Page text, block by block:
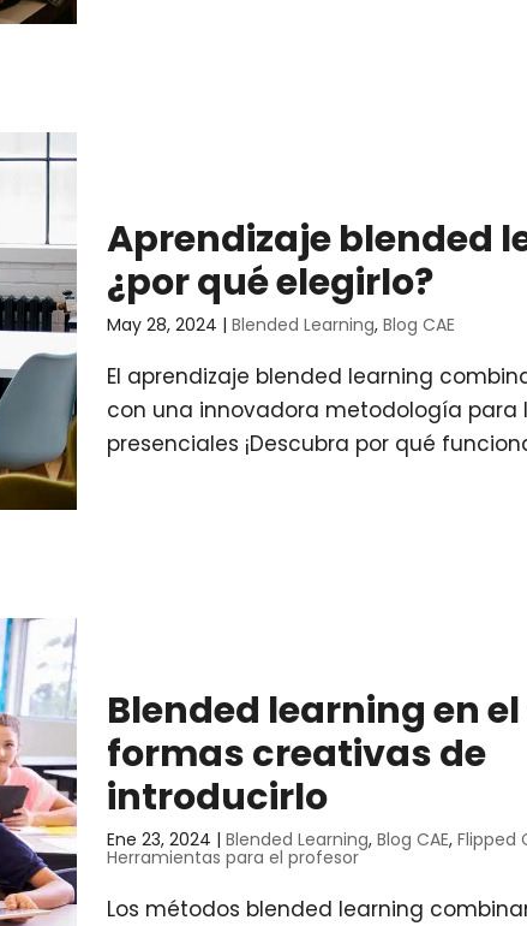
Aprendizaje blended
¿por qué elegirlo?
May 28, 2024 | Blended Learning, Blog CAE
El aprendizaje blended learning
con una innovadora metodología para
presenciales ¡Descubra por qué
Blended learning en
formas creativas de
introducirlo
Ene 23, 2024 | Blended Learning, Blog CAE, Flipped
Herramientas para el profesor
Los métodos blended learning